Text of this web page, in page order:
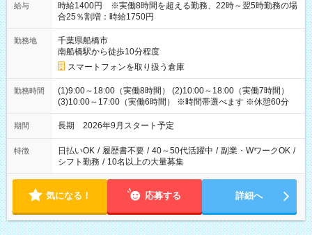
給与
時給1400円 ※実働8時間を超える勤務、22時～翌5時勤務の場
合25％割増：時給1750円
勤務地
千葉県船橋市
南船橋駅から徒歩10分程度
スマートフォンを取り扱う倉庫
勤務時間
(1)9:00～18:00（実働8時間） (2)10:00～18:00（実働7時間）
(3)10:00～17:00（実働6時間） ※時間帯選べます ※休憩60分
期間 長期 2026年9月スタート予定
特徴 日払いOK / 履歴書不要 / 40～50代活躍中 / 副業・WワークOK /
シフト勤務 / 10名以上の大量募集
気になる！ 応募する 詳細へ